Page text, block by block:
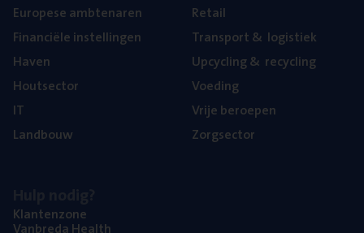
Euro­pe­se ambtenaren
Finan­ci­ë­le instellingen
Haven
Hout­sec­tor
IT
Land­bouw
Retail
Trans­port& logistiek
Upcy­cling& recycling
Voe­ding
Vrije beroe­pen
Zorg­sec­tor
Klan­ten­zo­ne
Van­b­re­da Health